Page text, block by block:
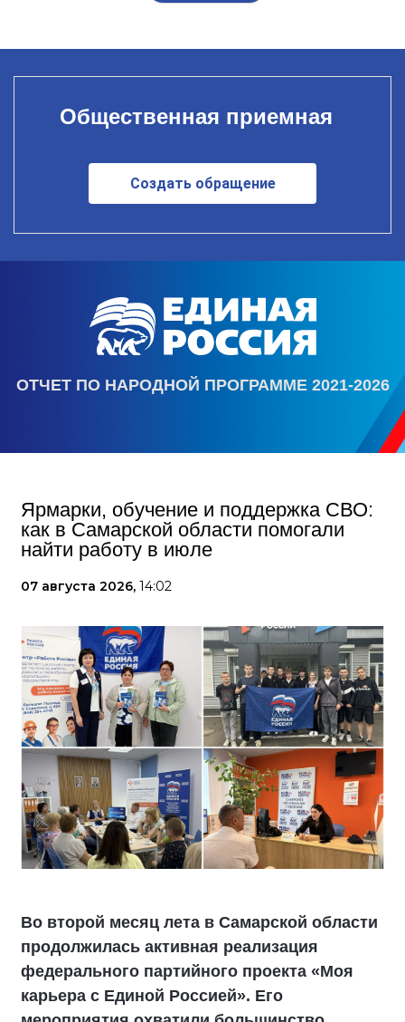
Общественная приемная
Создать обращение
ОТЧЕТ ПО НАРОДНОЙ ПРОГРАММЕ 2021-2026
Ярмарки, обучение и поддержка СВО:
как в Самарской области помогали
найти работу в июле
07 августа 2026, 14:02
Во второй месяц лета в Самарской области
продолжилась активная реализация
федерального партийного проекта «Моя
карьера с Единой Россией». Его